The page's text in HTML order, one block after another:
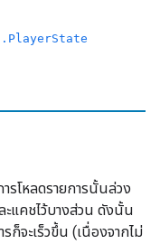
รโหลดรายการนั้นล่วง
ะแคชไว้บางส่วน ดังนั้น
ก็จะเร็วขึ้น (เนื่องจากไม่